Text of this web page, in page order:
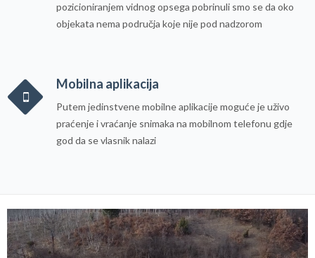
pozicioniranjem vidnog opsega pobrinuli smo se da oko
objekata nema područja koje nije pod nadzorom
Mobilna aplikacija
Putem jedinstvene mobilne aplikacije moguće je uživo
praćenje i vraćanje snimaka na mobilnom telefonu gdje
god da se vlasnik nalazi